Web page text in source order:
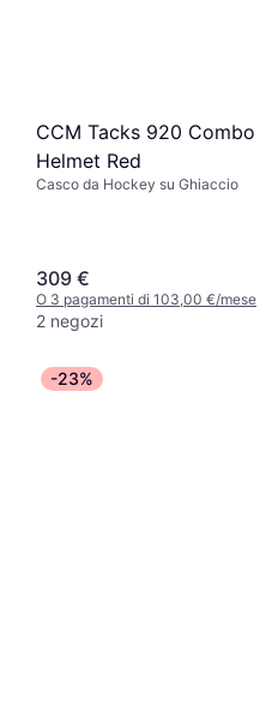
CCM Tacks 920 Combo
Helmet Red
Casco da Hockey su Ghiaccio
309 €
O 3 pagamenti di 103,00 €/mese
2 negozi
-23%